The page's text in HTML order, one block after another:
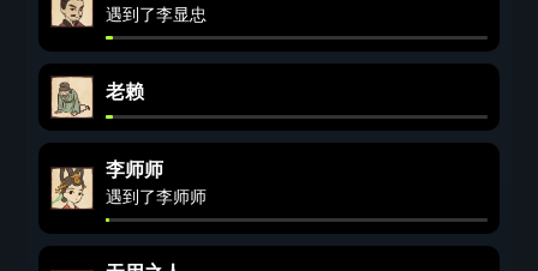
遇到了李显忠
老赖
李师师
遇到了李师师